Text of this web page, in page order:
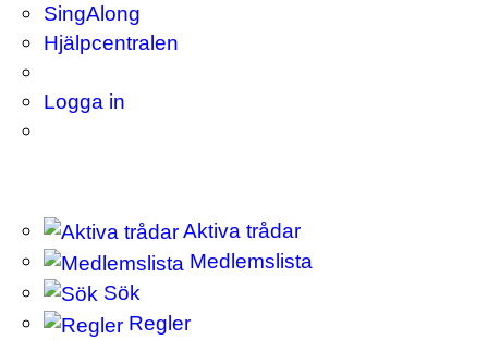
SingAlong
Hjälpcentralen
Logga in
Aktiva trådar
Medlemslista
Sök
Regler